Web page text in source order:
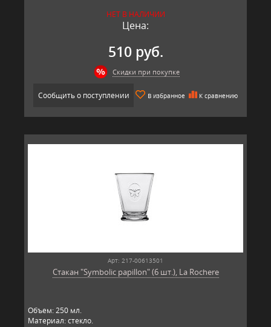
НЕТ В НАЛИЧИИ
Цена:
510 руб.
Скидки при покупке
Сообщить о поступлении В избранное К сравнению
Арт: 217-00613501
Стакан "Symbolic papillon" (6 шт.), La Rochere
Объем: 250 мл.
Материал: стекло.